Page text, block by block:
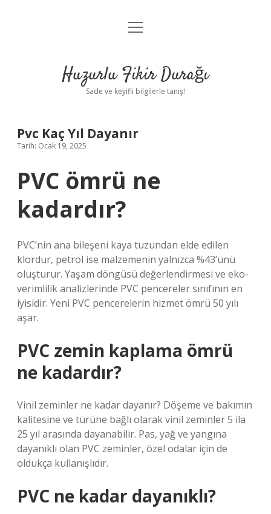
Anasayfa
Yasal Uyarı
menüyü
Huzurlu Fikir Durağı
Sade ve keyifli bilgilerle tanış!
Pvc Kaç Yıl Dayanır
Tarih: Ocak 19, 2025
PVC ömrü ne
kadardır?
PVC’nin ana bileşeni kaya tuzundan elde edilen
klordur, petrol ise malzemenin yalnızca %43’ünü
oluşturur. Yaşam döngüsü değerlendirmesi ve eko-
verimlilik analizlerinde PVC pencereler sınıfının en
iyisidir. Yeni PVC pencerelerin hizmet ömrü 50 yılı
aşar.
PVC zemin kaplama ömrü
ne kadardır?
Vinil zeminler ne kadar dayanır? Döşeme ve bakımın
kalitesine ve türüne bağlı olarak vinil zeminler 5 ila
25 yıl arasında dayanabilir. Pas, yağ ve yangına
dayanıklı olan PVC zeminler, özel odalar için de
oldukça kullanışlıdır.
PVC ne kadar dayanıklı?